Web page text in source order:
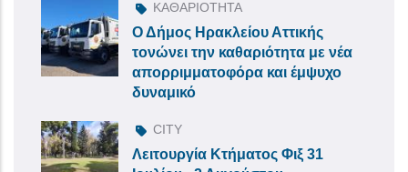
ΚΑΘΑΡΙΟΤΗΤΑ
Ο Δήμος Ηρακλείου Αττικής
τονώνει την καθαριότητα με νέα
απορριμματοφόρα και έμψυχο
δυναμικό
CITY
Λειτουργία Κτήματος Φιξ 31